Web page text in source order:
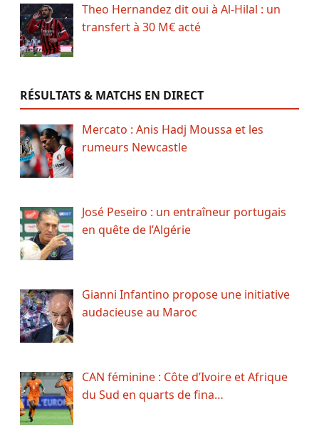
Theo Hernandez dit oui à Al-Hilal : un
transfert à 30 M€ acté
RÉSULTATS & MATCHS EN DIRECT
Mercato : Anis Hadj Moussa et les
rumeurs Newcastle
José Peseiro : un entraîneur portugais
en quête de l’Algérie
Gianni Infantino propose une initiative
audacieuse au Maroc
CAN féminine : Côte d’Ivoire et Afrique
du Sud en quarts de fina…